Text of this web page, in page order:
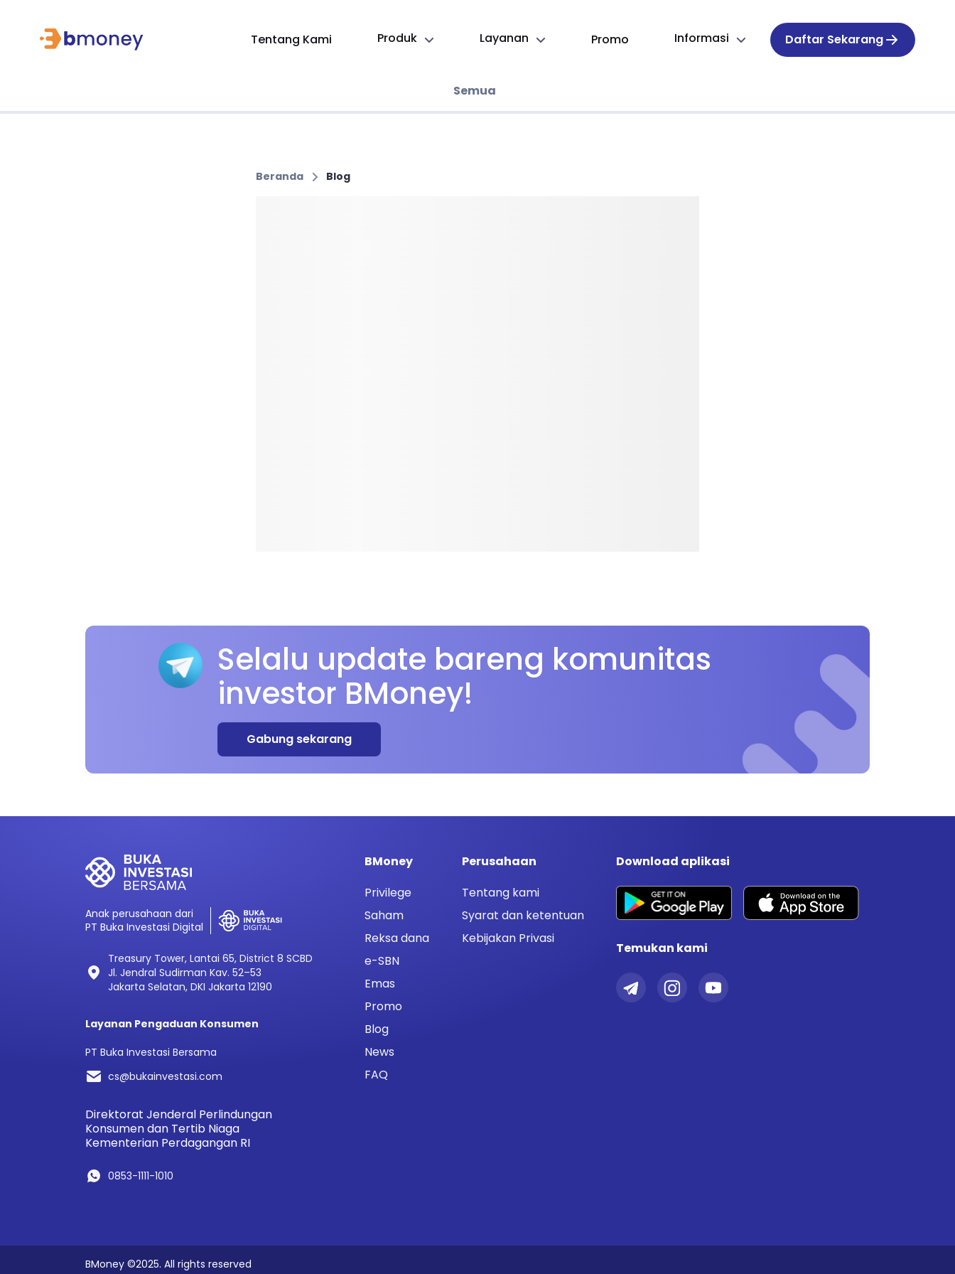
Tentang Kami Produk Layanan Promo Informasi Daftar Sekarang
Semua
Beranda Blog
Selalu update bareng komunitas
investor BMoney!
Gabung sekarang
Anak perusahaan dari
PT Buka Investasi Digital
Treasury Tower, Lantai 65, District 8 SCBD
Jl. Jendral Sudirman Kav. 52–53
Jakarta Selatan, DKI Jakarta 12190
Layanan Pengaduan Konsumen
PT Buka Investasi Bersama
cs@bukainvestasi.com
Direktorat Jenderal Perlindungan
Konsumen dan Tertib Niaga
Kementerian Perdagangan RI
0853-1111-1010
BMoney
Privilege
Saham
Reksa dana
e-SBN
Emas
Promo
Blog
News
FAQ
Perusahaan
Tentang kami
Syarat dan ketentuan
Kebijakan Privasi
Download aplikasi
Temukan kami
BMoney ©2025. All rights reserved